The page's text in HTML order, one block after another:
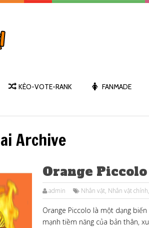
KÈO-VOTE-RANK FANMADE
Archive
Orange Piccolo
admin Nhân vật, Nhân vật chính,
Orange Piccolo là một dạng
mạnh tiềm năng của bản thân,